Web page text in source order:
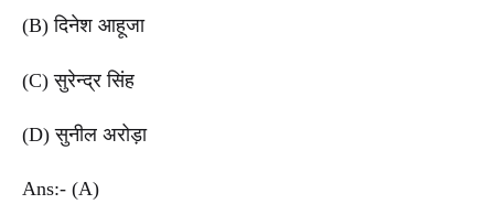
(B) दिनेश आहूजा
(C) सुरेन्द्र सिंह
(D) सुनील अरोड़ा
Ans:- (A)